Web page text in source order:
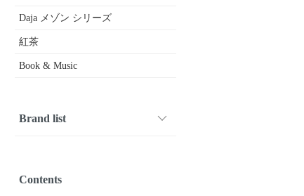
Daja メゾン シリーズ
紅茶
Book & Music
Brand list
Contents